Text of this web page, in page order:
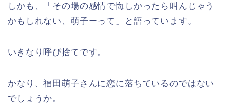
しかも、「その場の感情で悔しかったら叫んじゃう
かもしれない、萌子ーって」と語っています。
いきなり呼び捨てです。
かなり、福田萌子さんに恋に落ちているのではない
でしょうか。